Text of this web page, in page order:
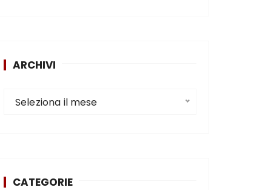
ARCHIVI
Seleziona il mese
CATEGORIE